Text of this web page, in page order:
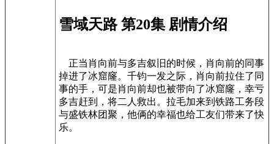
雪域天路 第20集 剧情介绍
正当肖向前与多吉叙旧的时候，肖向前的同事
掉进了冰窟窿。千钧一发之际，肖向前拉住了同
事的手，可是肖向前却也被带向了冰窟窿，幸亏
多吉赶到，将二人救出。拉毛加来到铁路工务段
与盛铁林团聚，他俩的幸福也给工友们带来了快
乐。